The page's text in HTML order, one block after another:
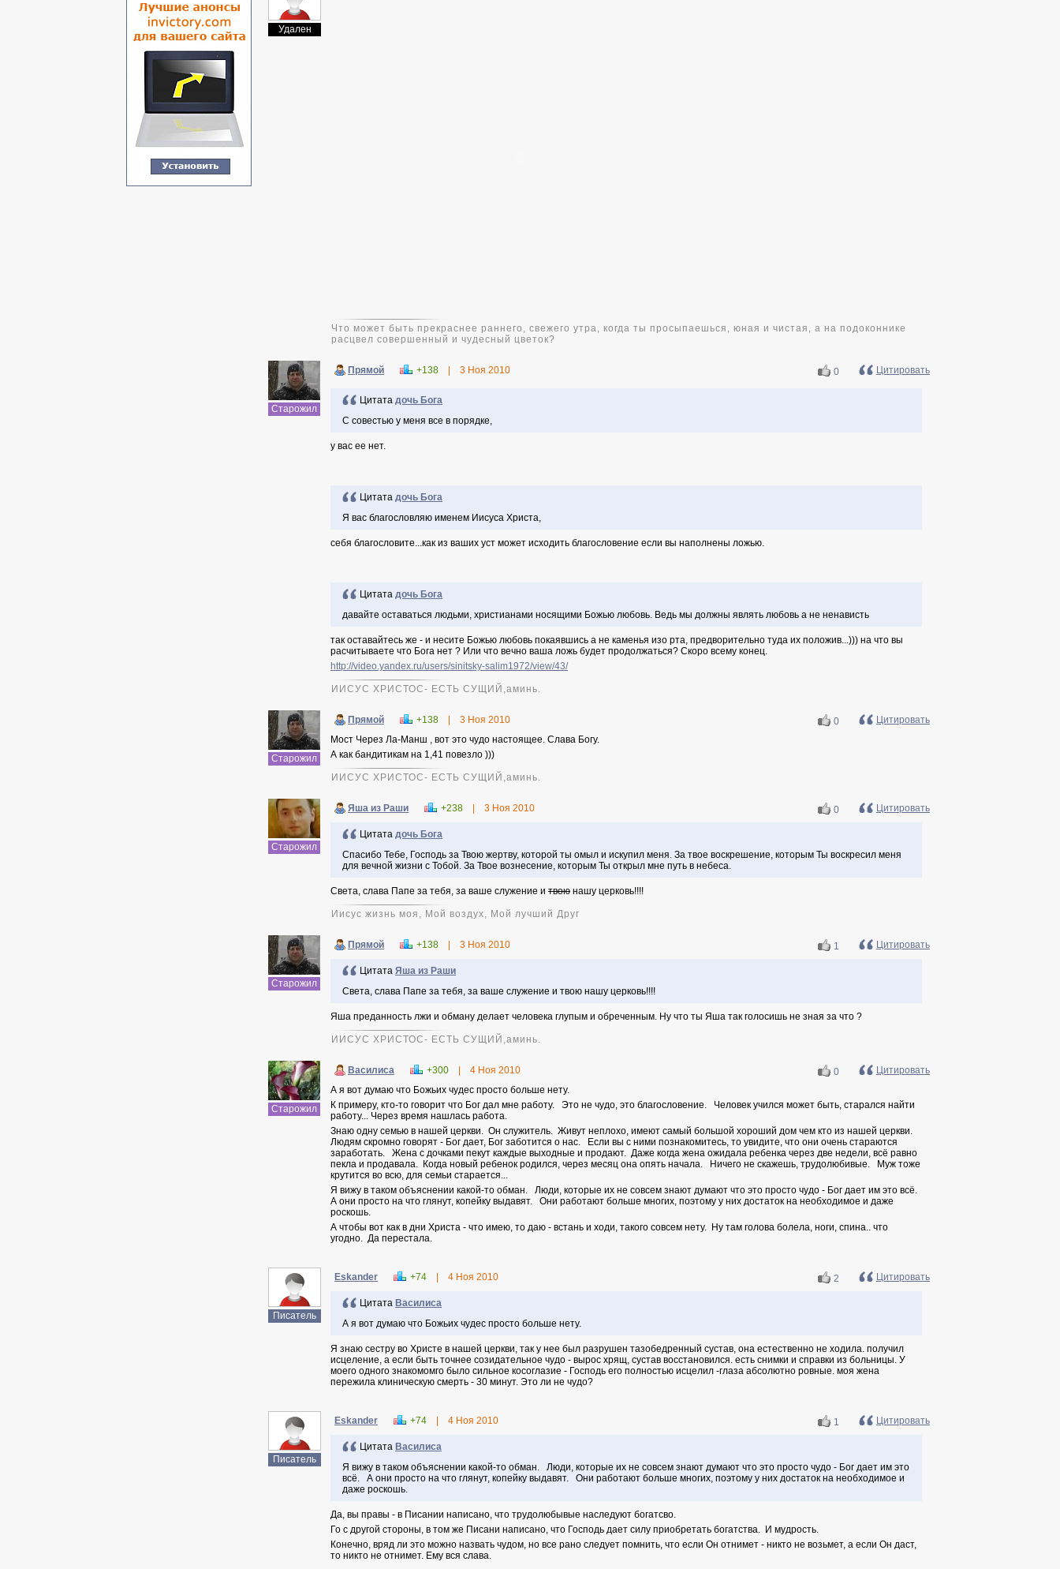
Удален
Что может быть прекраснее раннего, свежего утра, когда ты просыпаешься, юная и чистая, а на подоконнике
расцвел совершенный и чудесный цветок?
Старожил
Прямой +138 3 Ноя 2010 0 Цитировать
Цитата дочь Бога
С совестью у меня все в порядке,
у вас ее нет.
Цитата дочь Бога
Я вас благословляю именем Иисуса Христа,
себя благословите...как из ваших уст может исходить благословение если вы наполнены ложью.
Цитата дочь Бога
давайте оставаться людьми, христианами носящими Божью любовь. Ведь мы должны являть любовь а не ненависть
так оставайтесь же - и несите Божью любовь покаявшись а не каменья изо рта, предворительно туда их положив...))) на что вы
расчитываете что Бога нет ? Или что вечно ваша ложь будет продолжаться? Скоро всему конец.
http://video.yandex.ru/users/sinitsky-salim1972/view/43/
ИИСУС ХРИСТОС- ЕСТЬ СУЩИЙ,аминь.
Старожил
Прямой +138 3 Ноя 2010 0
Цитировать
Мост Через Ла-Манш , вот это чудо настоящее. Слава Богу.
А как бандитикам на 1,41 повезло )))
ИИСУС ХРИСТОС- ЕСТЬ СУЩИЙ,аминь.
Старожил
Яша из Раши +238 3 Ноя 2010 0 Цитировать
Цитата дочь Бога
Спасибо Тебе, Господь за Твою жертву, которой ты омыл и искупил меня. За твое воскрешение, которым Ты воскресил меня
для вечной жизни с Тобой. За Твое вознесение, которым Ты открыл мне путь в небеса.
Света, слава Папе за тебя, за ваше служение и твою нашу церковь!!!!
Иисус жизнь моя, Мой воздух, Мой лучший Друг
Старожил
Прямой +138 3 Ноя 2010 1 Цитировать
Цитата Яша из Раши
Света, слава Папе за тебя, за ваше служение и твою нашу церковь!!!!
Яша преданность лжи и обману делает человека глупым и обреченным. Ну что ты Яша так голосишь не зная за что ?
ИИСУС ХРИСТОС- ЕСТЬ СУЩИЙ,аминь.
Старожил
Василиса +300 4 Ноя 2010 0
Цитировать
А я вот думаю что Божьих чудес просто больше нету.
К примеру, кто-то говорит что Бог дал мне работу. Это не чудо, это благословение. Человек учился может быть, старался найти
работу... Через время нашлась работа.
Знаю одну семью в нашей церкви. Он служитель. Живут неплохо, имеют самый большой хороший дом чем кто из нашей церкви.
Людям скромно говорят - Бог дает, Бог заботится о нас. Если вы с ними познакомитесь, то увидите, что они очень стараются
заработать. Жена с дочками пекут каждые выходные и продают. Даже когда жена ожидала ребенка через две недели, всё равно
пекла и продавала. Когда новый ребенок родился, через месяц она опять начала. Ничего не скажешь, трудолюбивые. Муж тоже
крутится во всю, для семьи старается...
Я вижу в таком объяснении какой-то обман. Люди, которые их не совсем знают думают что это просто чудо - Бог дает им это всё.
А они просто на что глянут, копейку выдавят. Они работают больше многих, поэтому у них достаток на необходимое и даже
роскошь.
А чтобы вот как в дни Христа - что имею, то даю - встань и ходи, такого совсем нету. Ну там голова болела, ноги, спина.. что
угодно. Да перестала.
Писатель
Eskander +74 4 Ноя 2010 2 Цитировать
Цитата Василиса
А я вот думаю что Божьих чудес просто больше нету.
Я знаю сестру во Христе в нашей церкви, так у нее был разрушен тазобедренный сустав, она естественно не ходила. получил
исцеление, а если быть точнее созидательное чудо - вырос хрящ, сустав восстановился. есть снимки и справки из больницы. У
моего одного знакомомго было сильное косоглазие - Господь его полностью исцелил -глаза абсолютно ровные. моя жена
пережила клиническую смерть - 30 минут. Это ли не чудо?
Писатель
Eskander +74 4 Ноя 2010 1 Цитировать
Цитата Василиса
Я вижу в таком объяснении какой-то обман. Люди, которые их не совсем знают думают что это просто чудо - Бог дает им это
всё. А они просто на что глянут, копейку выдавят. Они работают больше многих, поэтому у них достаток на необходимое и
даже роскошь.
Да, вы правы - в Писании написано, что трудолюбывые наследуют богатсво.
Го с другой стороны, в том же Писани написано, что Господь дает силу приобретать богатства. И мудрость.
Конечно, вряд ли это можно назвать чудом, но все рано следует помнить, что если Он отнимет - никто не возьмет, а если Он даст,
то никто не отнимет. Ему вся слава.